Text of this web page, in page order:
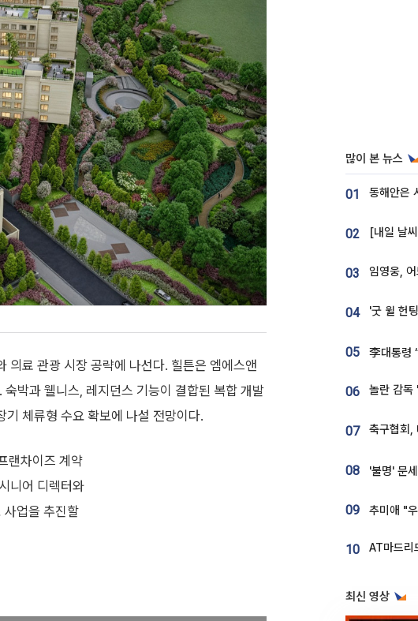
의료 관광 시장 공략에 나선다. 힐튼은 엠에스앤
박과 웰니스, 레지던스 기능이 결합된 복합 개발
체류형 수요 확보에 나설 전망이다.
랜차이즈 계약
니어 디렉터와
업을 추진할
많이 본 뉴스
01
02
03
04
05
06
07
08
09
10
최신 영상